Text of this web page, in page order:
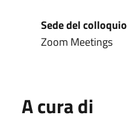
Sede del colloquio
Zoom Meetings
A cura di